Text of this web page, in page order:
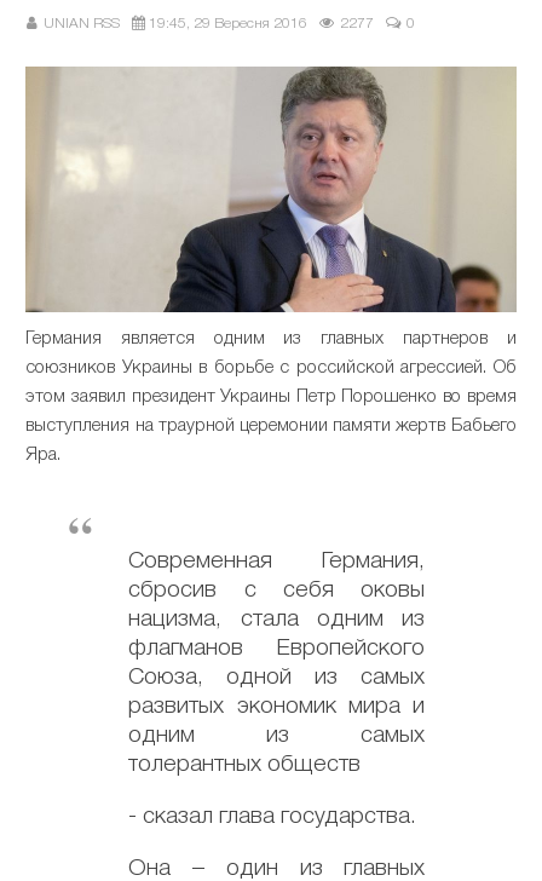
UNIAN RSS 19:45, 29 Вересня 2016 2277 0
Германия является одним из главных партнеров и
союзников Украины в борьбе с российской агрессией. Об
этом заявил президент Украины Петр Порошенко во время
выступления на траурной церемонии памяти жертв Бабьего
Яра.
Современная Германия,
сбросив с себя оковы
нацизма, стала одним из
флагманов Европейского
Союза, одной из самых
развитых экономик мира и
одним из самых
толерантных обществ
- сказал глава государства.
Она – один из главных